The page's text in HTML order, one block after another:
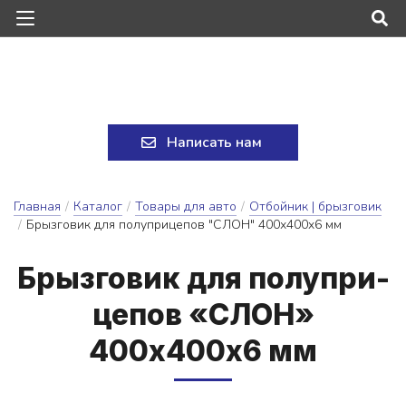
Написать нам
Главная / Каталог / Товары для авто / Отбойник | брызговик
/ Брызговик для полуприцепов "СЛОН" 400х400x6 мм
Брыз­го­вик для по­луп­ри­
це­пов «СЛОН»
400х400x6 мм